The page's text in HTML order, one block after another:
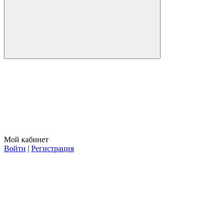
Мой кабинет
Войти | Регистрация